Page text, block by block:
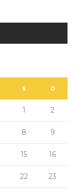
S D
1 2
8 9
15 16
22 23